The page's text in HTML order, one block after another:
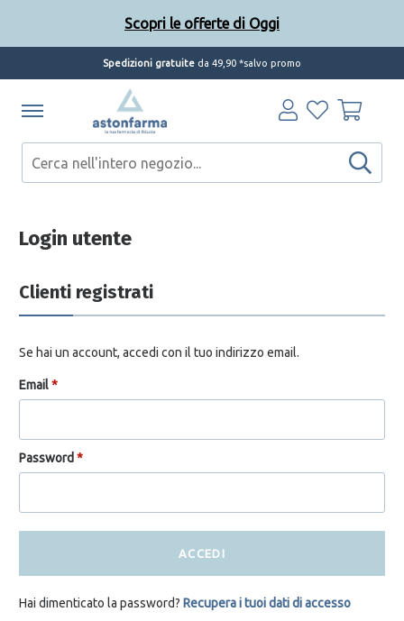
Spedizioni gratuite da 49,90 *salvo promo
Login utente
Clienti registrati
Se hai un account, accedi con il tuo indirizzo email.
Email*
Password *
ACCEDI
Hai dimenticato la password? Recupera i tuoi dati di accesso
Scopri le offerte di Oggi
Scopri le offerte di Oggi